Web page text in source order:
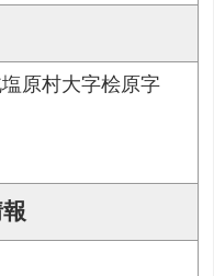
原村大字桧原字